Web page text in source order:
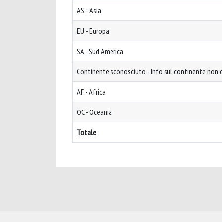
AS - Asia
EU - Europa
SA - Sud America
Continente sconosciuto - Info sul continente non
AF - Africa
OC - Oceania
Totale